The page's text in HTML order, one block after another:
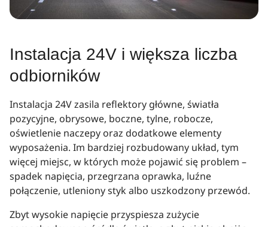
Instalacja 24V i większa liczba
odbiorników
Instalacja 24V zasila reflektory główne, światła
pozycyjne, obrysowe, boczne, tylne, robocze,
oświetlenie naczepy oraz dodatkowe elementy
wyposażenia. Im bardziej rozbudowany układ, tym
więcej miejsc, w których może pojawić się problem –
spadek napięcia, przegrzana oprawka, luźne
połączenie, utleniony styk albo uszkodzony przewód.
Zbyt wysokie napięcie przyspiesza zużycie